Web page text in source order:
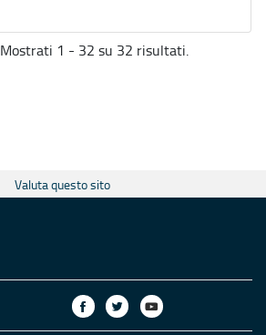
Mostrati 1 - 32 su 32 risultati.
Valuta questo sito